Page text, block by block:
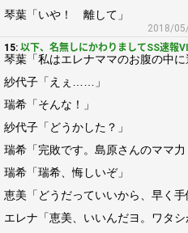
琴葉「いや！ 離して」
2018/
15: 以下、名無しにかわりましてSS速報
琴葉「私はエレナママのお腹の中に
紗代子「えぇ……」
瑞希「そんな！」
紗代子「どうかした？」
瑞希「完敗です。島原さんのママ
瑞希「瑞希、悔しいぞ」
恵美「どうだっていいから、早く手
エレナ「恵美、いいんだヨ。ワタシ